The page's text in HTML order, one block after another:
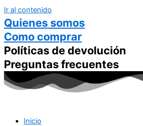
Ir al contenido
Quienes somos
Como comprar
Políticas de devolución
Preguntas frecuentes
Inicio